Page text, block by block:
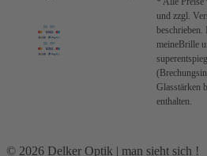
und zzgl.
beschrieben.
meineBrille
Glasstärken
enthalten.
© 2026 Delker Optik | man sieht sich !